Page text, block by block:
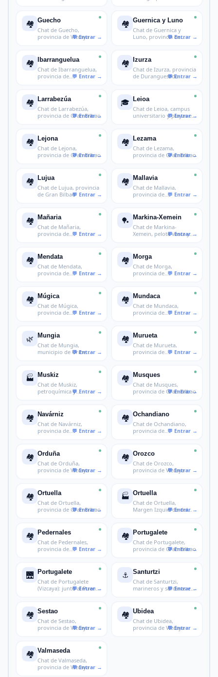
🏘️ Guecho
Chat de Guecho,
provincia de Vizcaya
🏘️ Guernica y Luno
Chat de Guernica y
Luno, provincia de
🏘️ Ibarranguelua
Chat de Ibarranguelua,
provincia de
🏘️ Izurza
Chat de Izurza, provincia
de Duranguesado
🏘️ Larrabezúa
Chat de Larrabezúa,
provincia de Gran Bilbao
🎓 Leioa
Chat de Leioa, campus
universitario y playas en
🏘️ Lejona
Chat de Lejona,
provincia de Gran Bilbao
🏘️ Lezama
Chat de Lezama,
provincia de Gran Bilbao
🏘️ Lujua
Chat de Lujua, provincia
de Gran Bilbao
🏘️ Mallavia
Chat de Mallavia,
provincia de
🏘️ Mañaria
Chat de Mañaria,
provincia de
🏓 Markina-Xemein
Chat de Markina-
Xemein, pelota vasca y
🏘️ Mendata
Chat de Mendata,
provincia de
🏘️ Morga
Chat de Morga,
provincia de
🏘️ Múgica
Chat de Múgica,
provincia de
🏘️ Mundaca
Chat de Mundaca,
provincia de
🌿 Mungia
Chat de Mungia,
municipio de Uribe
🏘️ Murueta
Chat de Murueta,
provincia de
🏭 Muskiz
Chat de Muskiz,
petroquímica y
🏘️ Musques
Chat de Musques,
provincia de Gran Bilbao
🏘️ Navárniz
Chat de Navárniz,
provincia de
🏘️ Ochandiano
Chat de Ochandiano,
provincia de
🏘️ Orduña
Chat de Orduña,
provincia de Vizcaya
🏘️ Orozco
Chat de Orozco,
provincia de Vizcaya
🏘️ Ortuella
Chat de Ortuella,
provincia de Gran Bilbao
🏭 Ortuella
Chat de Ortuella,
Margen Izquierda del
🏘️ Pedernales
Chat de Pedernales,
provincia de
🏘️ Portugalete
Chat de Portugalete,
provincia de Gran Bilbao
🌉 Portugalete
Chat de Portugalete
(Vizcaya): junto al Puente
⚓ Santurtzi
Chat de Santurtzi,
marineros y sardinas en
🏘️ Sestao
Chat de Sestao,
provincia de Vizcaya
🏘️ Ubidea
Chat de Ubidea,
provincia de Vizcaya
🏘️ Valmaseda
Chat de Valmaseda,
provincia de Vizcaya